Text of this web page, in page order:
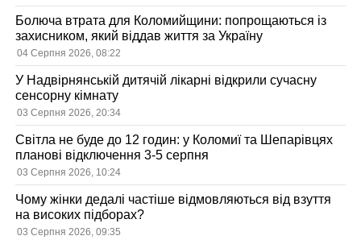
Болюча втрата для Коломийщини: попрощаються із
захисником, який віддав життя за Україну
04 Серпня 2026, 08:22
У Надвірнянській дитячій лікарні відкрили сучасну
сенсорну кімнату
03 Серпня 2026, 20:34
Світла не буде до 12 годин: у Коломиї та Шепарівцях
планові відключення 3-5 серпня
03 Серпня 2026, 10:24
Чому жінки дедалі частіше відмовляються від взуття
на високих підборах?
03 Серпня 2026, 09:35